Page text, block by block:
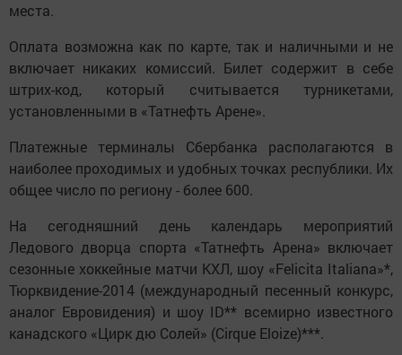
места.
Оплата возможна как по карте, так и наличными и не
включает никаких комиссий. Билет содержит в себе
штрих-код, который считывается турникетами,
установленными в «Татнефть Арене».
Платежные терминалы Сбербанка располагаются в
наиболее проходимых и удобных точках республики. Их
общее число по региону - более 600.
На сегодняшний день календарь мероприятий
Ледового дворца спорта «Татнефть Арена» включает
сезонные хоккейные матчи КХЛ, шоу «Felicita Italiana»*,
Тюрквидение-2014 (международный песенный конкурс,
аналог Евровидения) и шоу ID** всемирно известного
канадского «Цирк дю Солей» (Cirque Eloize)***.